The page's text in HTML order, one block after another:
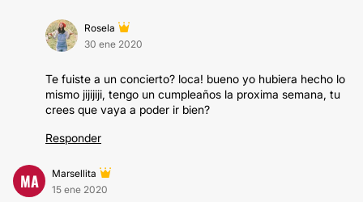
Rosela
30 ene 2020
Te fuiste a un concierto? loca! bueno yo hubiera hecho lo
mismo jijijiji, tengo un cumpleaños la proxima semana, tu
crees que vaya a poder ir bien?
Responder
MA
Marsellita
15 ene 2020